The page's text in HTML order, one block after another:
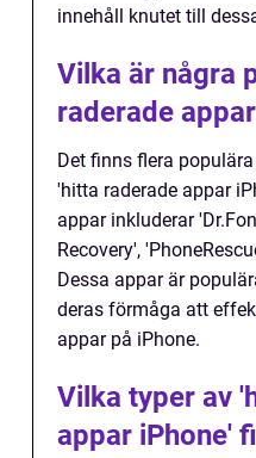
innehåll knutet till
Vilka är några
raderade
Det finns flera
'hitta raderade appar
appar inkluderar
Recovery',
Dessa appar är
deras förmåga att
appar på iPhone.
Vilka typer av
appar iPhone'